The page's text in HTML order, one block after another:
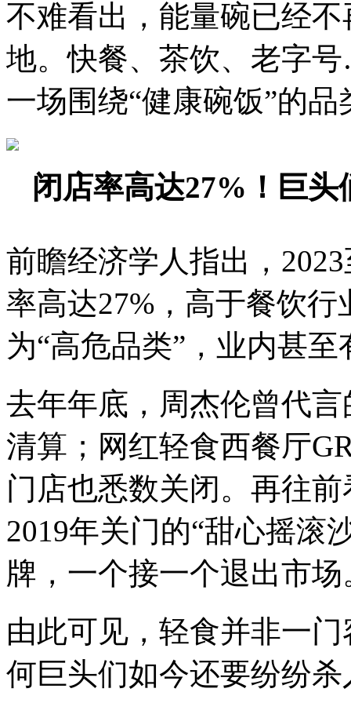
不难看出，能量碗已经
地。快餐、茶饮、老字
一场围绕“健康碗饭”的
闭店率高达27%！巨
前瞻经济学人指出，
率高达27%，高于餐饮
为“高危品类”，业内甚
去年年底，周杰伦曾代
清算；网红轻食西餐厅
门店也悉数关闭。再往
2019年关门的“甜心摇
牌，一个接一个退出市场
由此可见，轻食并非一
何巨头们如今还要纷纷